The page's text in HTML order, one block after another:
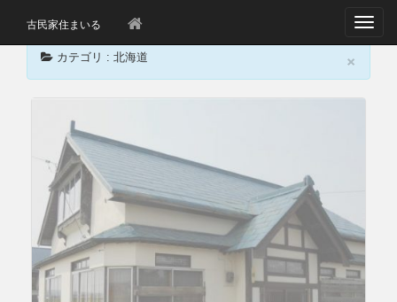
古民家住まいる
T
e
i
o
n
×
カテゴリ : 北海道